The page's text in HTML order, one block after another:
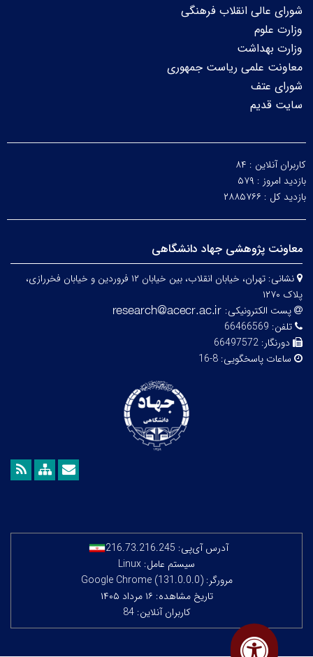
شورای عالی انقلاب فرهنگی
وزارت علوم
وزارت بهداشت
معاونت علمی ریاست جمهوری
شورای عتف
سایت قدیم
کاربران آنلاین : ۸۴
بازدید امروز : ۵۷۹
بازدید کل : ۲۸۸۵۷۶۶
معاونت پژوهشی جهاد دانشگاهی
نشانی:
تهران، خیابان انقلاب، بین خیابان ۱۲ فروردین و خیابان فخررازی،
پلاک ۱۲۷۰
پست الکترونیکی:
تلفن: 66466569
دورنگار: 66497572
ساعات پاسخگویی: 8-16
آدرس آی‌پی: 216.73.216.245
سیستم عامل: Linux
مرورگر: Google Chrome (131.0.0.0)
تاریخ مشاهده: ۱۶ مرداد ۱۴۰۵
کاربران آنلاین: 84